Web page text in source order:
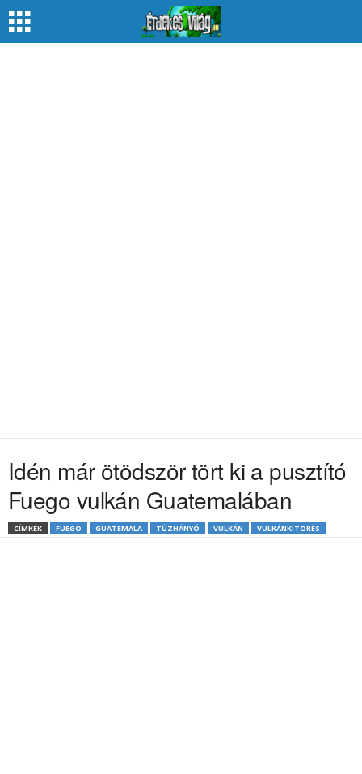
Idén már ötödször tört ki a pusztító
Fuego vulkán Guatemalában
CÍMKÉK FUEGO GUATEMALA TŰZHÁNYÓ VULKÁN VULKÁNKITÖRÉS